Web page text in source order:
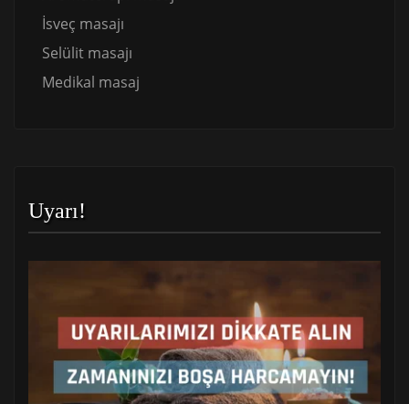
İsveç masajı
Selülit masajı
Medikal masaj
Uyarı!